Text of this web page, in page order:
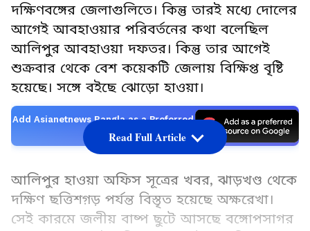
দক্ষিণবঙ্গের জেলাগুলিতে। কিন্তু তারই মধ্যে দোলের
আগেই আবহাওয়ার পরিবর্তনের কথা বলেছিল
আলিপুর আবহাওয়া দফতর। কিন্তু তার আগেই
শুক্রবার থেকে বেশ কয়েকটি জেলায় বিক্ষিপ্ত বৃষ্টি
হয়েছে। সঙ্গে বইছে ঝোড়ো হাওয়া।
Add Asianetnews Bangla as a Preferred
Source
আলিপুর হাওয়া অফিস সূত্রের খবর, ঝাড়খণ্ড থেকে
দক্ষিণ ছত্তিশগ়ড় পর্যন্ত বিস্তৃত হয়েছে অক্ষরেখা।
সেই কারমে জলীয় বাষ্প ছুটে আসছে বঙ্গোপসাগর
Read Full Article